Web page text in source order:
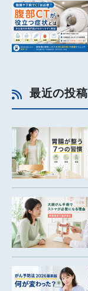
最近の投稿